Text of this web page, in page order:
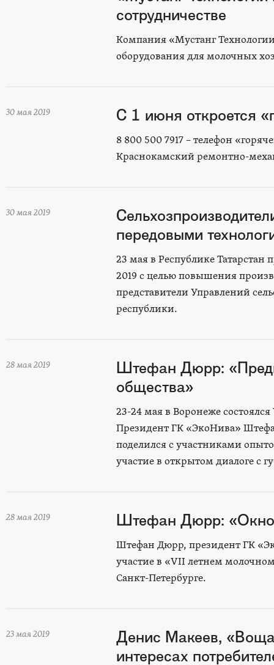
сотрудничестве
Компания «Мустанг
оборудования для молочных
30 мая 2019 С 1 июня откроется
8 800 500 7917 – телефон
Краснокамский ремонтно-
30 мая 2019
передовыми
23 мая в Республике
2019 с целью повышения
представители Управлений
республики.
28 мая 2019
Штефан Дюрр:
общества»
23-24 мая в Воронеже
Президент ГК «ЭкоНива»
поделился с участниками
участие в открытом диалоге с
28 мая 2019 Штефан Дюрр: «Окно
Штефан Дюрр, президент ГК
участие в «VII летнем
Санкт-Петербурге.
23 мая 2019
Денис Макеев,
интересах